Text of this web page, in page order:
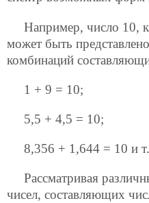
Например, число 10,
может быть
комбинаций
1 + 9 = 10;
5,5 + 4,5 = 10;
8,356 + 1,644 = 10 и
Рассматривая
чисел, составляющих